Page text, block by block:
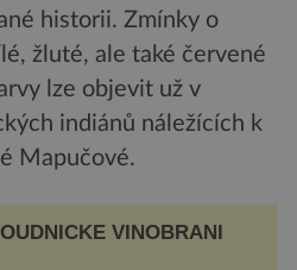
historii. Zmínky o
žluté, ale také červené
lze objevit už v
indiánů náležících k
Mapučové.
VINOBRANÍ